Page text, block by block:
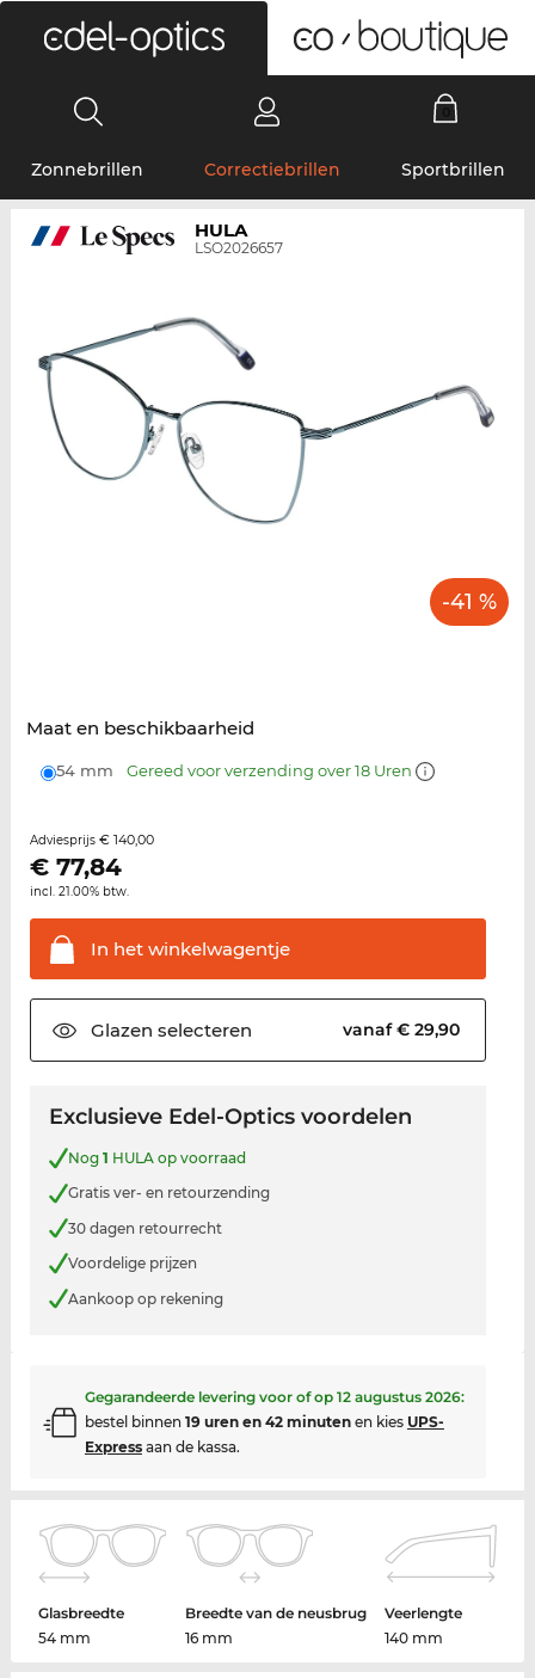
Zonnebrillen Correctiebrillen Sportbrillen
HULA
LSO2026657
-41 %
Maat en beschikbaarheid
54 mm Gereed voor verzending over 18 Uren
Adviesprijs € 140,00
€ 77,84
incl. 21.00% btw.
In hetwinkelwagentje
Glazen selecteren vanaf € 29,90
Exclusieve Edel-Optics voordelen
Nog 1 HULA op voorraad
Gratis ver- en retourzending
30 dagen retourrecht
Voordelige prijzen
Aankoop op rekening
Gegarandeerde levering voor of op 12 augustus 2026:
bestel binnen 19 uren en 42 minutenen kies UPS-
Expressaan de kassa.
Glasbreedte
54 mm
Breedte van de neusbrug
16 mm
Veerlengte
140 mm